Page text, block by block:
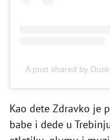
A post shared by
Kao dete Zdravko je
babe i dede u